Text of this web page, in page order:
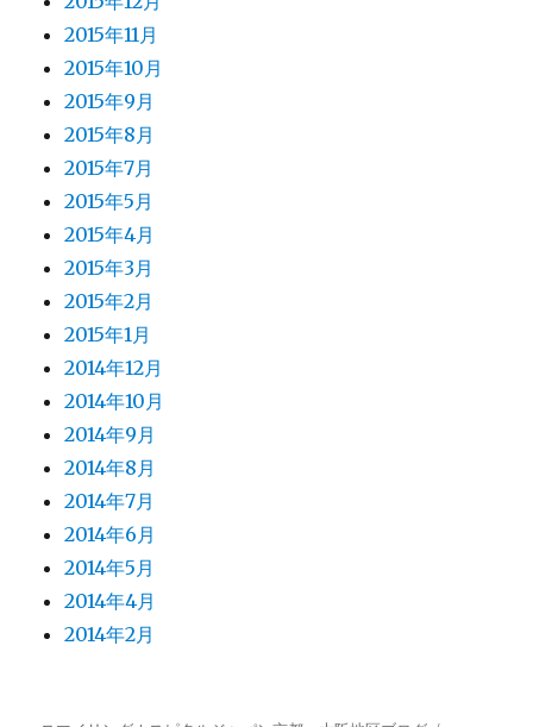
2015年11月
2015年10月
2015年9月
2015年8月
2015年7月
2015年5月
2015年4月
2015年3月
2015年2月
2015年1月
2014年12月
2014年10月
2014年9月
2014年8月
2014年7月
2014年6月
2014年5月
2014年4月
2014年2月